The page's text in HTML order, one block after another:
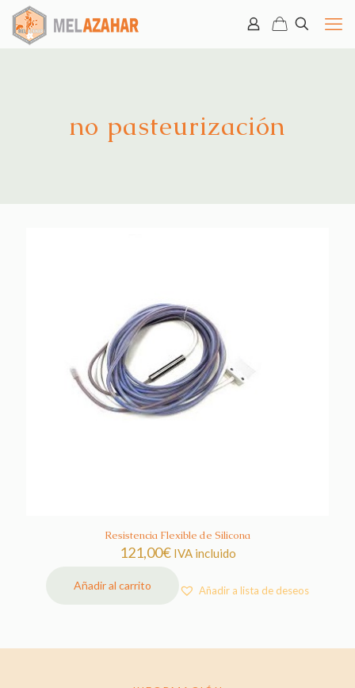
no pasteurización
Resistencia Flexible de Silicona
121,00€ IVA incluido
Añadir al carrito Añadir a lista de deseos